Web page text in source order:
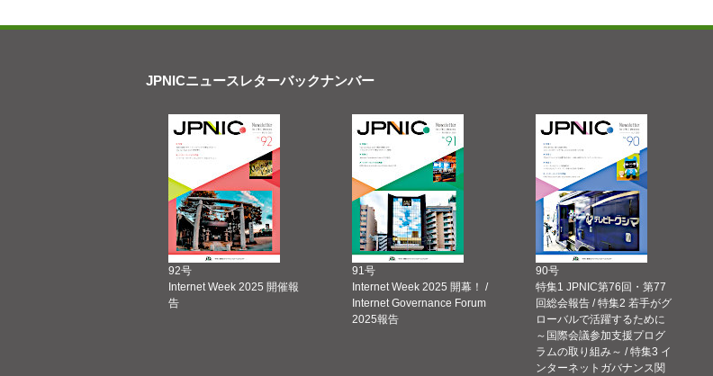
JPNICニュースレターバックナンバー
92号
Internet Week 2025 開催報
告
91号
Internet Week 2025 開幕！ /
Internet Governance Forum
2025報告
90号
特集1 JPNIC第76回・第77
回総会報告 / 特集2 若手がグ
ローバルで活躍するために
～国際会議参加支援プログ
ラムの取り組み～ / 特集3 イ
ンターネットガバナンス関